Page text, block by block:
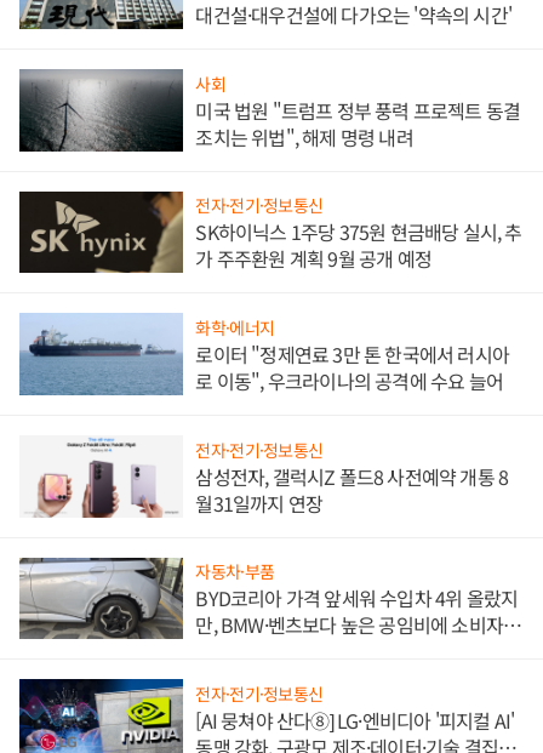
대건설·대우건설에 다가오는 '약속의 시간'
사회
미국 법원 "트럼프 정부 풍력 프로젝트 동결
조치는 위법", 해제 명령 내려
전자·전기·정보통신
SK하이닉스 1주당 375원 현금배당 실시, 추
가 주주환원 계획 9월 공개 예정
화학·에너지
로이터 "정제연료 3만 톤 한국에서 러시아
로 이동", 우크라이나의 공격에 수요 늘어
전자·전기·정보통신
삼성전자, 갤럭시Z 폴드8 사전예약 개통 8
월31일까지 연장
자동차·부품
BYD코리아 가격 앞세워 수입차 4위 올랐지
만, BMW·벤츠보다 높은 공임비에 소비자
전자·전기·정보통신
[AI 뭉쳐야 산다⑧] LG·엔비디아 '피지컬 AI'
동맹 강화, 구광모 제조·데이터·기술 결집